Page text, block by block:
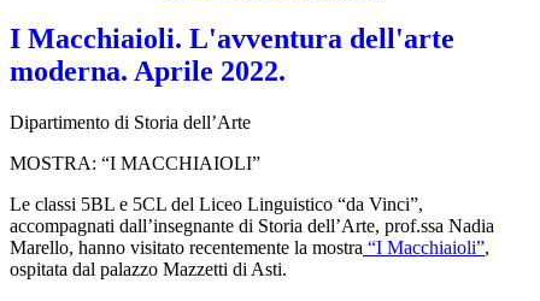
I Macchiaioli. L'avventura dell'arte
moderna. Aprile 2022.
Dipartimento di Storia dell’Arte
MOSTRA: “I MACCHIAIOLI”
Le classi 5BL e 5CL del Liceo Linguistico “da Vinci”,
accompagnati dall’insegnante di Storia dell’Arte, prof.ssa Nadia
Marello, hanno visitato recentemente la mostra “I Macchiaioli”,
ospitata dal palazzo Mazzetti di Asti.